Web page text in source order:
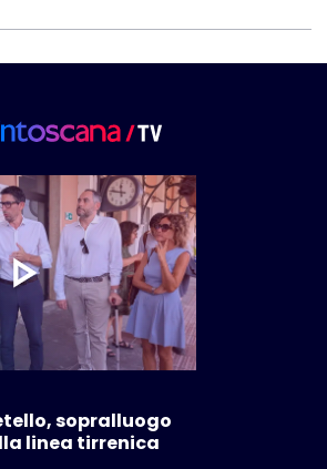
sopralluogo
linea tirrenica